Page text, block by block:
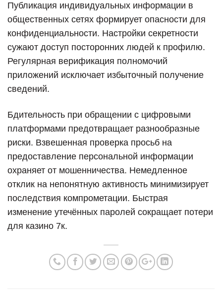
Публикация индивидуальных информации в
общественных сетях формирует опасности для
конфиденциальности. Настройки секретности
сужают доступ посторонних людей к профилю.
Регулярная верификация полномочий
приложений исключает избыточный получение
сведений.
Бдительность при обращении с цифровыми
платформами предотвращает разнообразные
риски. Взвешенная проверка просьб на
предоставление персональной информации
охраняет от мошенничества. Немедленное
отклик на непонятную активность минимизирует
последствия компрометации. Быстрая
изменение утечённых паролей сокращает потери
для казино 7к.